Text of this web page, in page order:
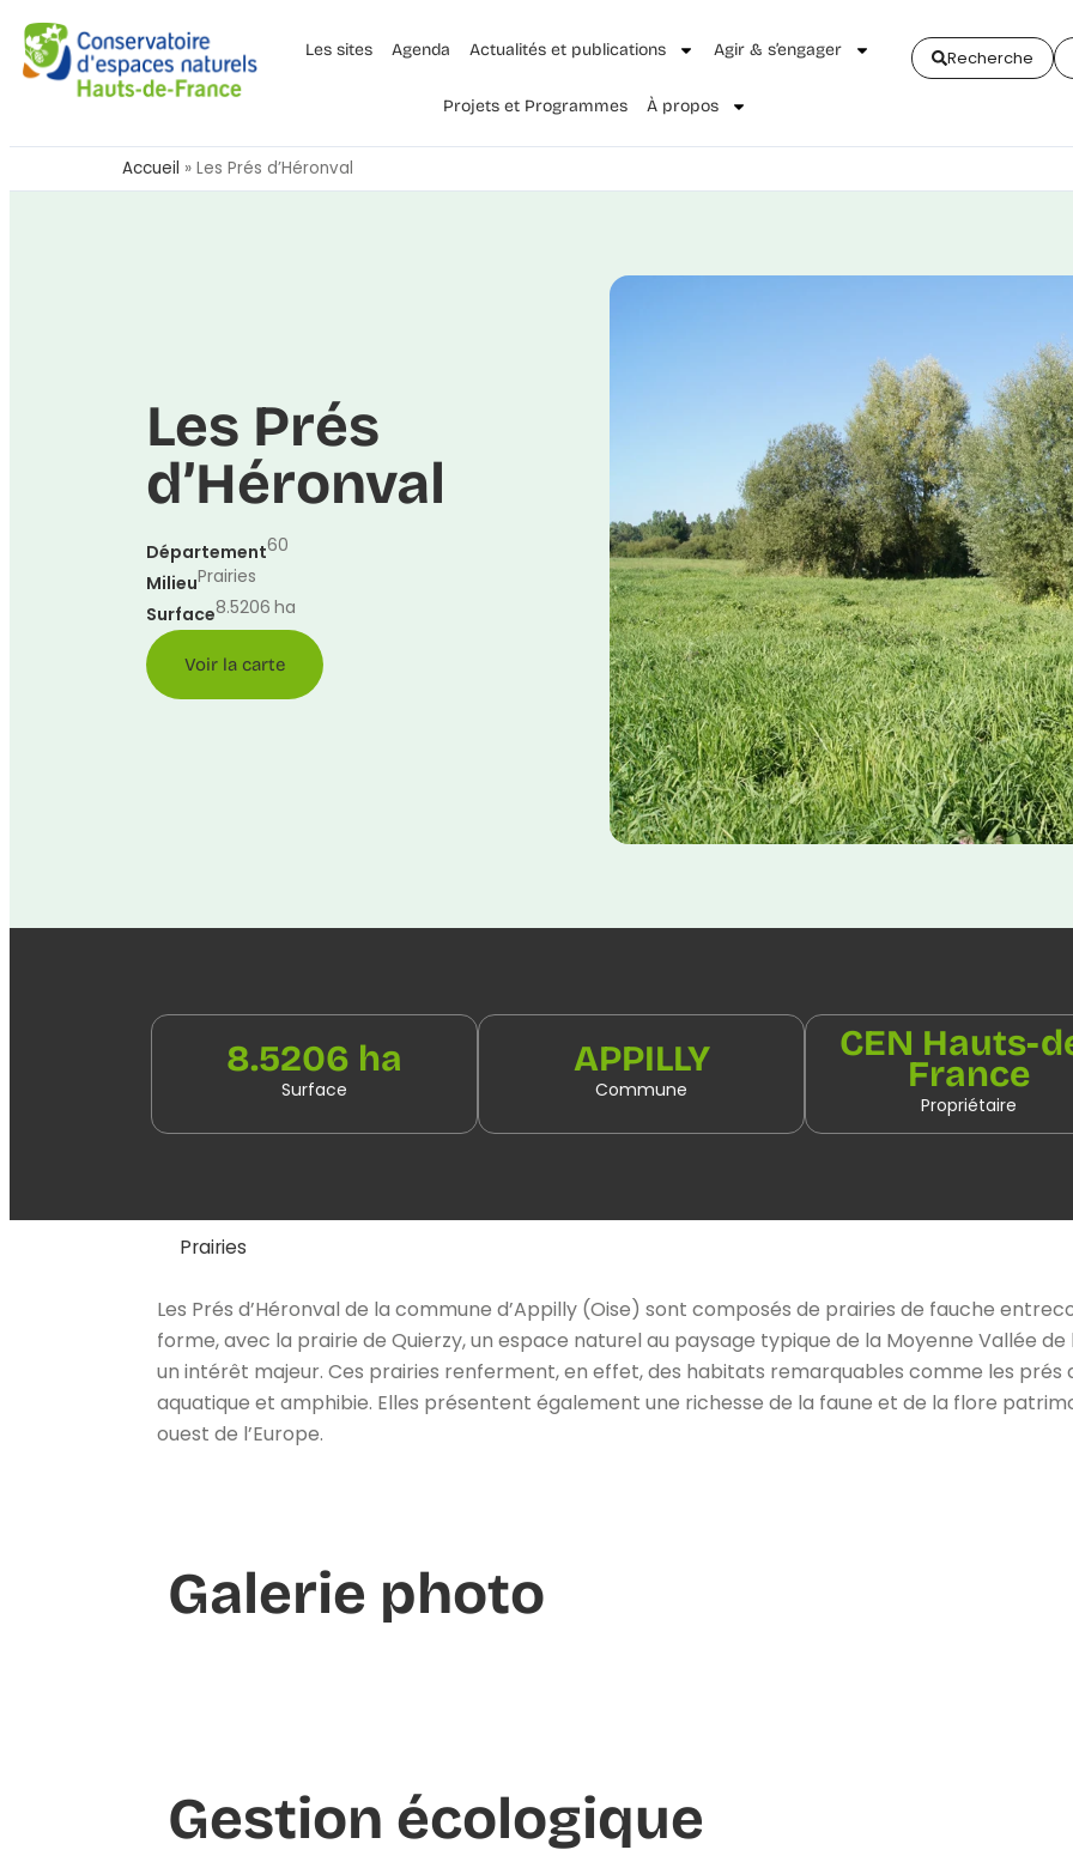
Les sites Agenda Actualités et publications Agir & s’engager
Projets et Programmes À propos
Recherche
Accueil » Les Prés d’Héronval
Les Prés
d’Héronval
Département60
MilieuPrairies
Surface8.5206 ha
Voir la carte
8.5206 ha
Surface
APPILLY
Commune
CEN Hauts-
France
Propriétaire
Prairies
Les Prés d’Héronval de la commune d’Appilly (Oise) sont composés de prairies de fauche
forme, avec la prairie de Quierzy, un espace naturel au paysage typique de la Moyenne Vallée de
un intérêt majeur. Ces prairies renferment, en effet, des habitats remarquables comme les
aquatique et amphibie. Elles présentent également une richesse de la faune et de la flore
ouest de l’Europe.
Galerie photo
Gestion écologique